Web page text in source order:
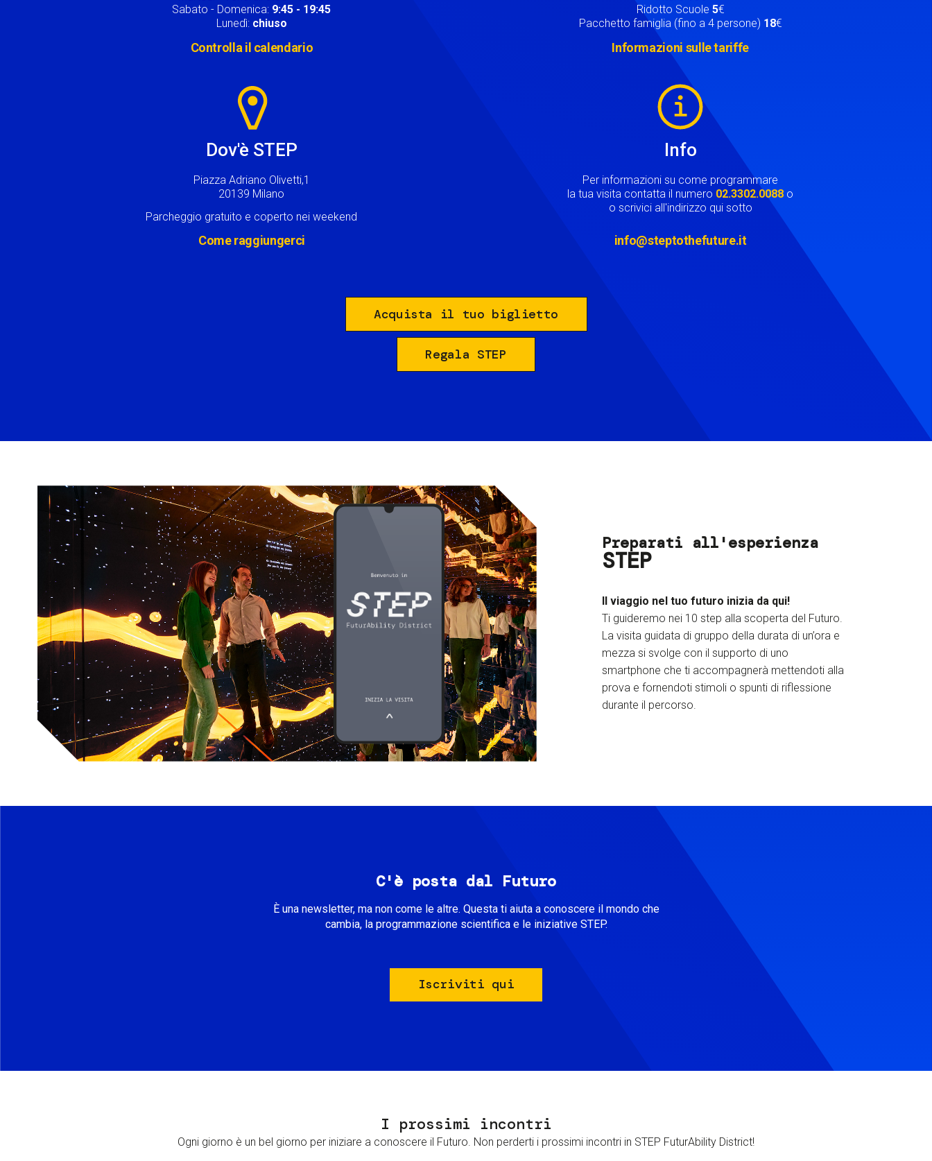
Sabato - Domenica: 9:45 - 19:45
Lunedì: chiuso
Controlla il calendario
Ridotto Scuole 5€
Pacchetto famiglia (fino a 4 persone) 18€
Informazioni sulle tariffe
Dov'è STEP
Piazza Adriano Olivetti,1
20139 Milano
Parcheggio gratuito e coperto nei weekend
Come raggiungerci
Info
Per informazioni su come programmare
la tua visita contatta il numero 02.3302.0088 o
o scrivici all'indirizzo qui sotto
info@steptothefuture.it
Acquista il tuo biglietto
Regala STEP
Preparati all'esperienza
STEP
Il viaggio nel tuo futuro inizia da qui!
Ti guideremo nei 10 step alla scoperta del Futuro.
La visita guidata di gruppo della durata di un’ora e
mezza si svolge con il supporto di uno
smartphone che ti accompagnerà mettendoti alla
prova e fornendoti stimoli o spunti di riflessione
durante il percorso.
C'è posta dal Futuro
È una newsletter, ma non come le altre. Questa ti aiuta a conoscere il mondo che
cambia, la programmazione scientifica e le iniziative STEP.
Iscriviti qui
I prossimi incontri
Ogni giorno è un bel giorno per iniziare a conoscere il Futuro. Non perderti i prossimi incontri in STEP FuturAbility District!